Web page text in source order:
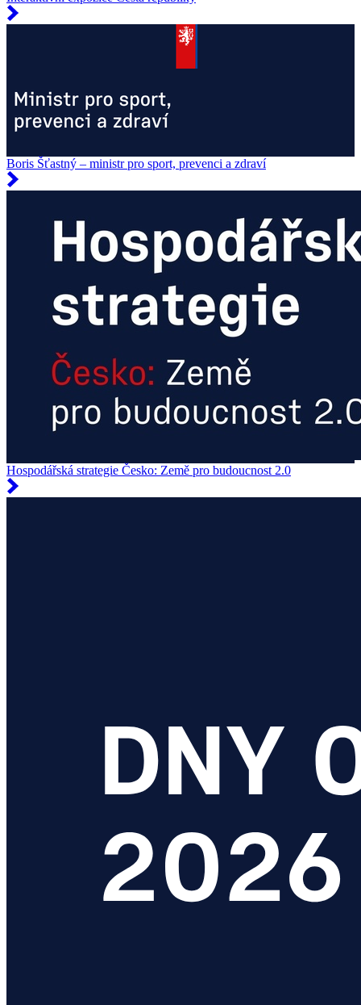
Boris Šťastný – ministr pro sport, prevenci a zdraví
Hospodářská strategie Česko: Země pro budoucnost 2.0